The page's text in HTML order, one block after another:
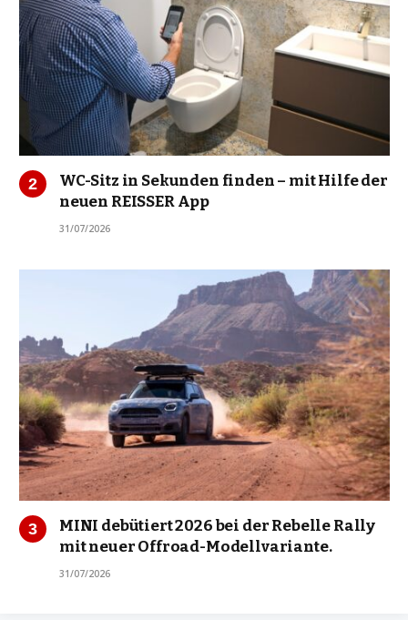
WC-Sitz in Sekunden finden – mit Hilfe der
neuen REISSER App
31/07/2026
MINI debütiert 2026 bei der Rebelle Rally
mit neuer Offroad-Modellvariante.
31/07/2026